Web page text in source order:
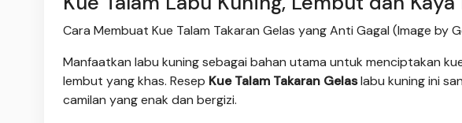
Cara Membuat Kue Talam Takaran Gelas yang Anti Gagal (Image by
Manfaatkan labu kuning sebagai bahan utama untuk menciptakan
lembut yang khas. Resep Kue Talam Takaran Gelaslabu kuning ini
camilan yang enak dan bergizi.